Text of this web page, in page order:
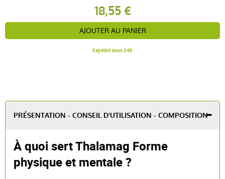
18,55 €
AJOUTER AU PANIER
Expédié sous 24h
PRÉSENTATION - CONSEIL D'UTILISATION - COMPOSITION
À quoi sert Thalamag Forme
physique et mentale ?